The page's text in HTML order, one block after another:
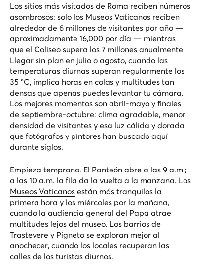
Los sitios más visitados de Roma reciben números
asombrosos: solo los Museos Vaticanos reciben
alrededor de 6 millones de visitantes por año —
aproximadamente 16,000 por día — mientras
que el Coliseo supera los 7 millones anualmente.
Llegar sin plan en julio o agosto, cuando las
temperaturas diurnas superan regularmente los
35 °C, implica horas en colas y multitudes tan
densas que apenas puedes levantar tu cámara.
Los mejores momentos son abril-mayo y finales
de septiembre-octubre: clima agradable, menor
densidad de visitantes y esa luz cálida y dorada
que fotógrafos y pintores han buscado aquí
durante siglos.
Empieza temprano. El Panteón abre a las 9 a.m.;
a las 10 a.m. la fila da la vuelta a la manzana. Los
Museos Vaticanos están más tranquilos la
primera hora y los miércoles por la mañana,
cuando la audiencia general del Papa atrae
multitudes lejos del museo. Los barrios de
Trastevere y Pigneto se exploran mejor al
anochecer, cuando los locales recuperan las
calles de los turistas diurnos.